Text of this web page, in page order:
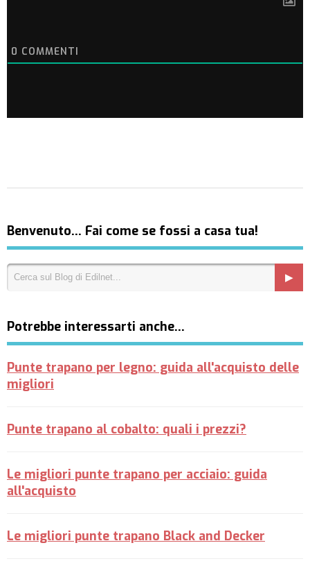
0 COMMENTI
Benvenuto… Fai come se fossi a casa tua!
Potrebbe interessarti anche…
Punte trapano per legno: guida all'acquisto delle
migliori
Punte trapano al cobalto: quali i prezzi?
Le migliori punte trapano per acciaio: guida
all'acquisto
Le migliori punte trapano Black and Decker